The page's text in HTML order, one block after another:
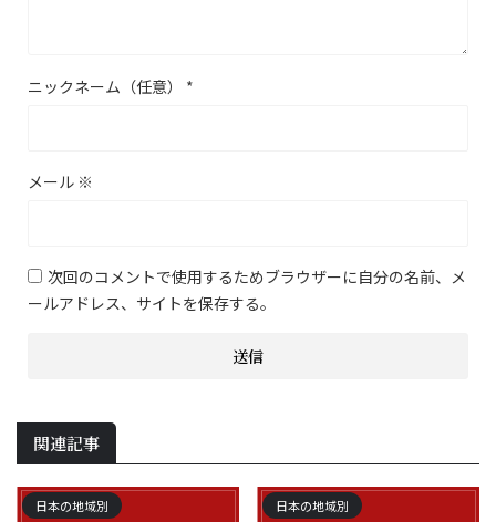
ニックネーム（任意） *
メール ※
次回のコメントで使用するためブラウザーに自分の名前、メ
ールアドレス、サイトを保存する。
関連記事
日本の地域別 日本の地域別